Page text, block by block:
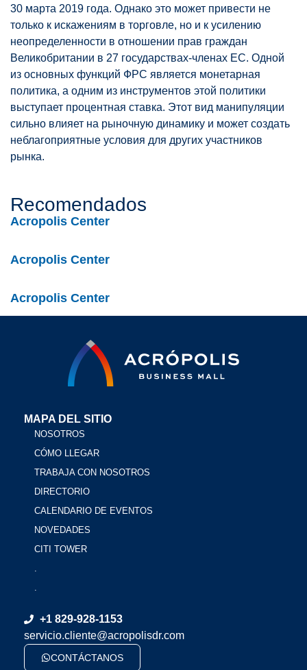
30 марта 2019 года. Однако это может привести не
только к искажениям в торговле, но и к усилению
неопределенности в отношении прав граждан
Великобритании в 27 государствах-членах ЕС. Одной
из основных функций ФРС является монетарная
политика, а одним из инструментов этой политики
выступает процентная ставка. Этот вид манипуляции
сильно влияет на рыночную динамику и может создать
неблагоприятные условия для других участников
рынка.
Recomendados
Acropolis Center
Acropolis Center
Acropolis Center
MAPA DEL SITIO
NOSOTROS
CÓMO LLEGAR
TRABAJA CON NOSOTROS
DIRECTORIO
CALENDARIO DE EVENTOS
NOVEDADES
CITI TOWER
+1 829-928-1153
servicio.cliente@acropolisdr.com
CONTÁCTANOS